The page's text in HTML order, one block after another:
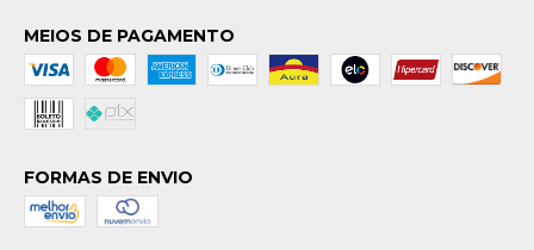
MEIOS DE PAGAMENTO
FORMAS DE ENVIO